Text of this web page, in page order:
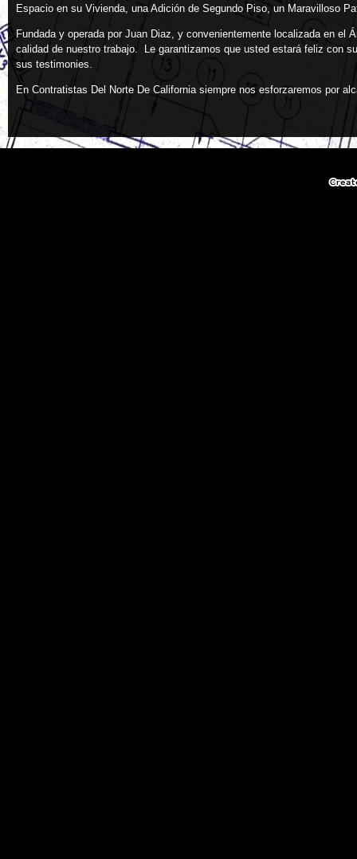
Fundada y operada por Juan Diaz, y convenientemente localizada en
calidad de nuestro trabajo. Le garantizamos que usted estará feliz con